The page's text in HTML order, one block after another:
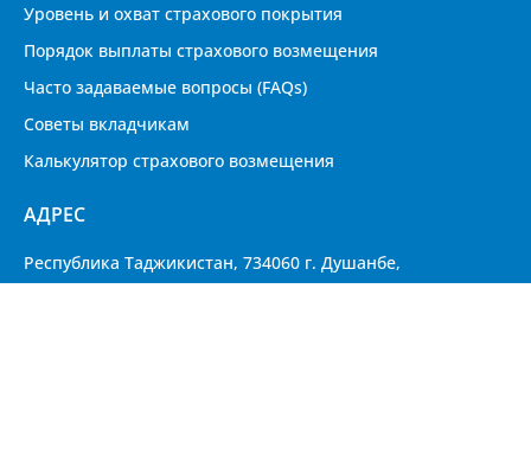
Уровень и охват страхового покрытия
Порядок выплаты страхового возмещения
Часто задаваемые вопросы (FAQs)
Советы вкладчикам
Калькулятор страхового возмещения
АДРЕС
Республика Таджикистан, 734060 г. Душанбе,